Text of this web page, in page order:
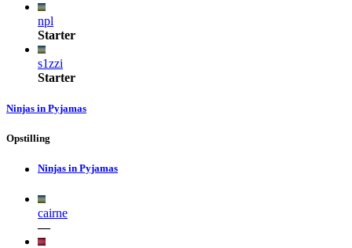
npl
Starter
s1zzi
Starter
Ninjas in Pyjamas
Opstilling
Ninjas in Pyjamas
cairne
—